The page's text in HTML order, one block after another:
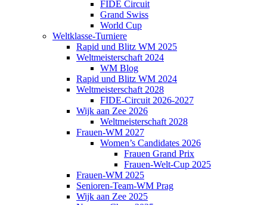
FIDE Circuit
Grand Swiss
World Cup
Weltklasse-Turniere
Rapid und Blitz WM 2025
Weltmeisterschaft 2024
WM Blog
Rapid und Blitz WM 2024
Weltmeisterschaft 2028
FIDE-Circuit 2026-2027
Wijk aan Zee 2026
Weltmeisterschaft 2028
Frauen-WM 2027
Women’s Candidates 2026
Frauen Grand Prix
Frauen-Welt-Cup 2025
Frauen-WM 2025
Senioren-Team-WM Prag
Wijk aan Zee 2025